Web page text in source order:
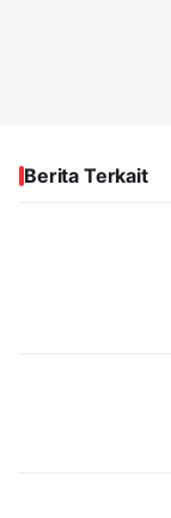
Berita Terkait